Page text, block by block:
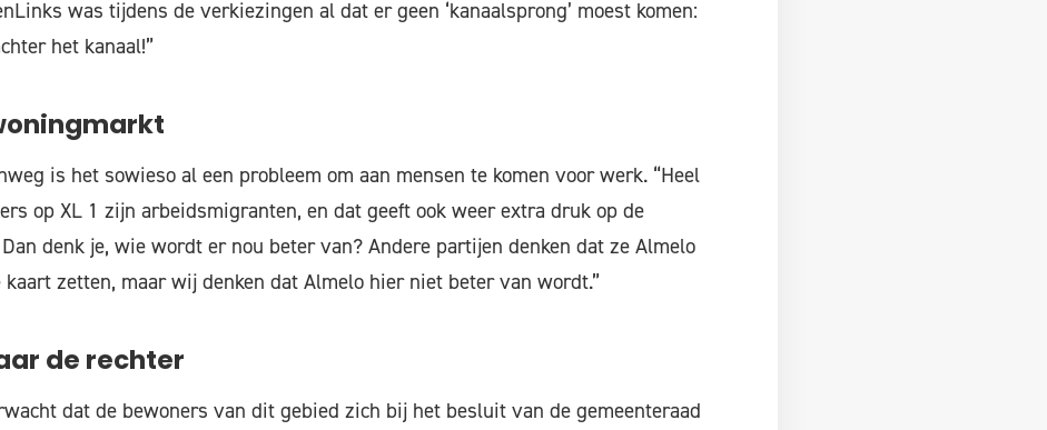
was tijdens de verkiezingen al dat er geen ‘kanaalsprong’ moest komen:
het kanaal!”
is het sowieso al een probleem om aan mensen te komen voor werk. “Heel
op XL 1 zijn arbeidsmigranten, en dat geeft ook weer extra druk op de
denk je, wie wordt er nou beter van? Andere partijen denken dat ze Almelo
kaart zetten, maar wij denken dat Almelo hier niet beter van wordt.”
de rechter
dat de bewoners van dit gebied zich bij het besluit van de gemeenteraad